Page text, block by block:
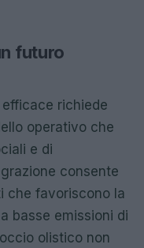
futuro
efficace richiede
operativo che
e di
consente
che favoriscono la
basse emissioni di
olistico non